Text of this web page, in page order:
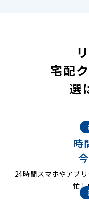
宅配
選
時
24時間スマホやアプ
忙し